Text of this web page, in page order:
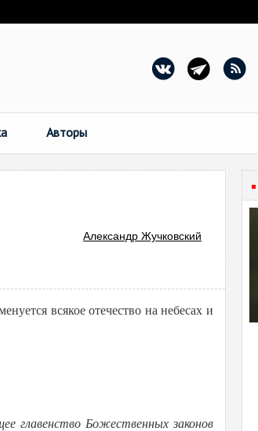
Авторы
Александр Жучковский
всякое отечество на небесах и
главенство Божественных законов